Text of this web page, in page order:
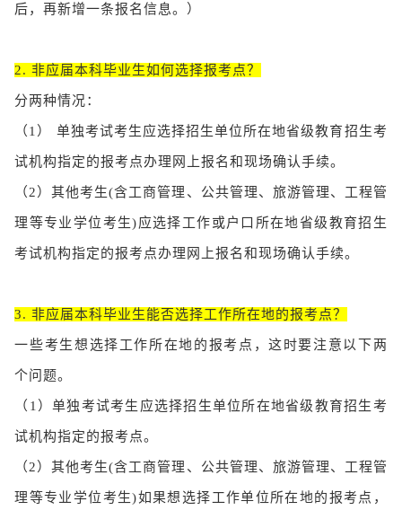
后，再新增一条报名信息。）
2. 非应届本科毕业生如何选择报考点？
分两种情况：
（1） 单独考试考生应选择招生单位所在地省级教育招生考
试机构指定的报考点办理网上报名和现场确认手续。
（2）其他考生(含工商管理、公共管理、旅游管理、工程管
理等专业学位考生)应选择工作或户口所在地省级教育招生
考试机构指定的报考点办理网上报名和现场确认手续。
3. 非应届本科毕业生能否选择工作所在地的报考点？
一些考生想选择工作所在地的报考点，这时要注意以下两
个问题。
（1）单独考试考生应选择招生单位所在地省级教育招生考
试机构指定的报考点。
（2）其他考生(含工商管理、公共管理、旅游管理、工程管
理等专业学位考生)如果想选择工作单位所在地的报考点，